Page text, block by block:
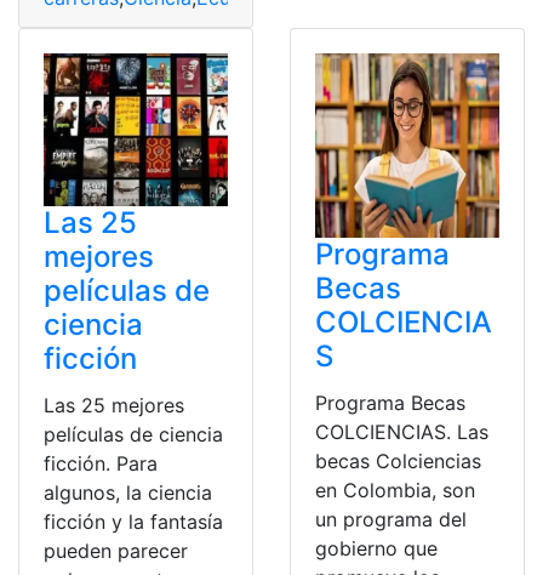
Las 25
mejores
películas de
ciencia
ficción
Las 25 mejores
películas de ciencia
ficción. Para
algunos, la ciencia
ficción y la fantasía
pueden parecer
Programa
Becas
COLCIENCIA
S
Programa Becas
COLCIENCIAS. Las
becas Colciencias
en Colombia, son
un programa del
gobierno que